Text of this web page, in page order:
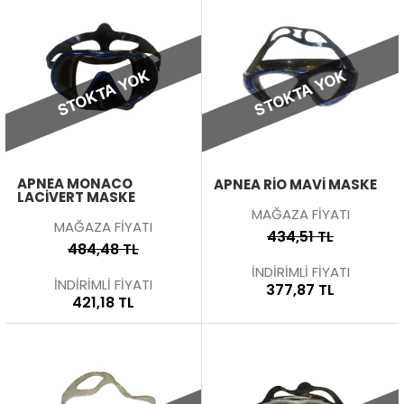
STOKTA YOK
APNEA MONACO
LACIVERT MASKE
MAĞAZA FİYATI
484,48 TL
İNDİRİMLİ FİYATI
421,18 TL
STOKTA YOK
APNEA RIO MAVI MASKE
MAĞAZA FİYATI
434,51 TL
İNDİRİMLİ FİYATI
377,87 TL